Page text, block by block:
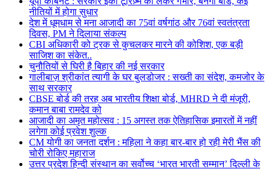
नीतियों में होगा सुधार
देश में धूमधाम से मना आजादी का 75वां वर्षगांठ और 76वां स्वतंत्रता
दिवस, PM ने दिलाया संकल्प
CBI अधिकारी को ट्रक से कुचलकर मारने की कोशिश, एक बड़ी
साजिश का संकेत..
चुनौतियों से घिरी है बिहार की नई सरकार
गालीबाज़ श्रीकांत त्यागी के घर बुलडोजर : सख्ती का संदेश, कमजोर के
साथ सरकार
CBSE बोर्ड की तरह अब भारतीय शिक्षा बोर्ड, MHRD ने दी मंजूरी,
कमान बाबा रामदेव को
आजादी का अमृत महोत्सव : 15 अगस्त तक ऐतिहासिक इमारतों में नहीं
लगेगा कोई प्रवेश शुल्क
CM योगी का जनता दर्शन : महिला ने कहा बार-बार हो रही मेरी भैंस की
चोरी रोकिए महाराज
उत्तर प्रदेश हिन्दी संस्थान का सर्वोच्च ‘भारत भारती सम्मान’ दिल्ली के